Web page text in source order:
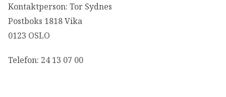
Kontaktperson: Tor Sydnes
Postboks 1818 Vika
0123 OSLO
Telefon: 24 13 07 00